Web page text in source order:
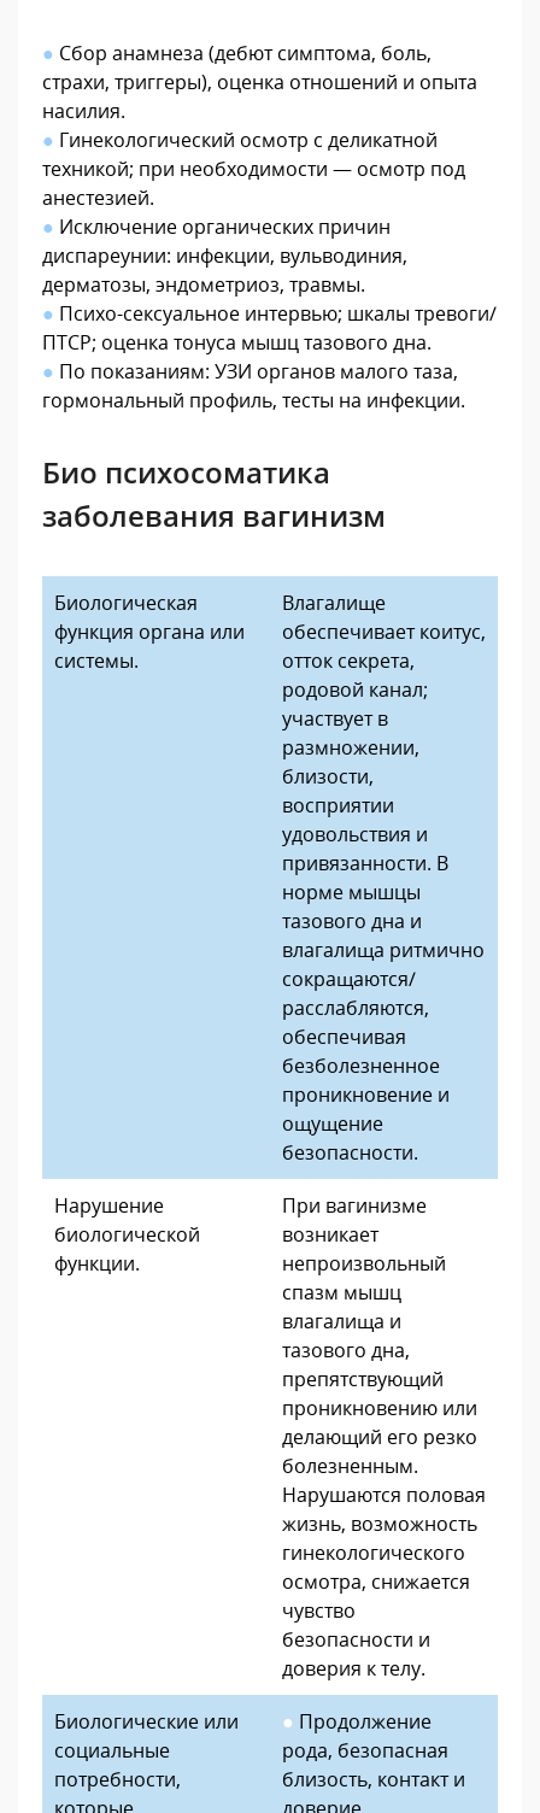
● Сбор анамнеза (дебют симптома, боль,
страхи, триггеры), оценка отношений и опыта
насилия.
● Гинекологический осмотр с деликатной
техникой; при необходимости — осмотр под
анестезией.
● Исключение органических причин
диспареунии: инфекции, вульводиния,
дерматозы, эндометриоз, травмы.
● Психо-сексуальное интервью; шкалы тревоги/
ПТСР; оценка тонуса мышц тазового дна.
● По показаниям: УЗИ органов малого таза,
гормональный профиль, тесты на инфекции.
Био психосоматика
заболевания вагинизм
Биологическая
функция органа или
системы.
Влагалище
обеспечивает коитус,
отток секрета,
родовой канал;
участвует в
размножении,
близости,
восприятии
удовольствия и
привязанности. В
норме мышцы
тазового дна и
влагалища ритмично
сокращаются/
расслабляются,
обеспечивая
безболезненное
проникновение и
ощущение
безопасности.
Нарушение
биологической
функции.
При вагинизме
возникает
непроизвольный
спазм мышц
влагалища и
тазового дна,
препятствующий
проникновению или
делающий его резко
болезненным.
Нарушаются половая
жизнь, возможность
гинекологического
осмотра, снижается
чувство
безопасности и
доверия к телу.
Биологические или
социальные
потребности,
● Продолжение
рода, безопасная
близость, контакт и